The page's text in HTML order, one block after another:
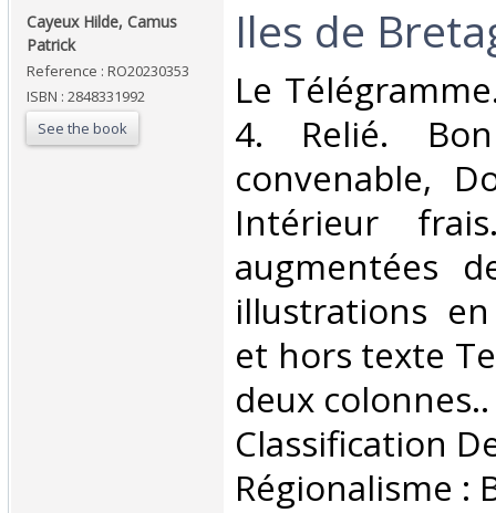
‎Cayeux Hilde, Camus
Patrick‎
Reference : RO20230353
ISBN : 2848331992
See the book
‎Iles de
‎Le
4. Relié.
convenable,
Intérieur
augmentées
illustrations
et hors texte
deux
Classification
Régionalisme :